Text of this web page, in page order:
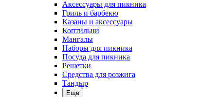
Аксессуары для пикника
Гриль и барбекю
Казаны и аксессуары
Коптильни
Мангалы
Наборы для пикника
Посуда для пикника
Решетки
Средства для розжига
Тандыр
Еще